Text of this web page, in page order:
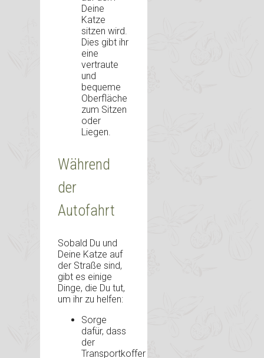
Deine
Katze
sitzen wird.
Dies gibt ihr
eine
vertraute
und
bequeme
Oberfläche
zum Sitzen
oder
Liegen.
Während
der
Autofahrt
Sobald Du und
Deine Katze auf
der Straße sind,
gibt es einige
Dinge, die Du tut,
um ihr zu helfen:
Sorge
dafür, dass
der
Transportkoffer